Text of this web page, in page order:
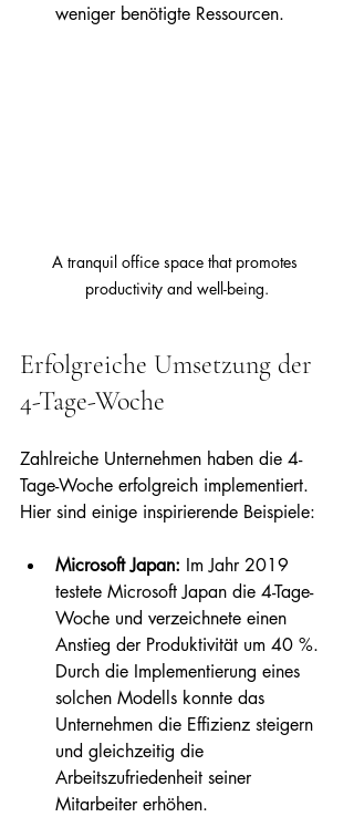
weniger benötigte Ressourcen.
A tranquil office space that promotes
productivity and well-being.
Erfolgreiche Umsetzung der
4-Tage-Woche
Zahlreiche Unternehmen haben die 4-
Tage-Woche erfolgreich implementiert.
Hier sind einige inspirierende Beispiele:
Microsoft Japan: Im Jahr 2019
testete Microsoft Japan die 4-Tage-
Woche und verzeichnete einen
Anstieg der Produktivität um 40 %.
Durch die Implementierung eines
solchen Modells konnte das
Unternehmen die Effizienz steigern
und gleichzeitig die
Arbeitszufriedenheit seiner
Mitarbeiter erhöhen.